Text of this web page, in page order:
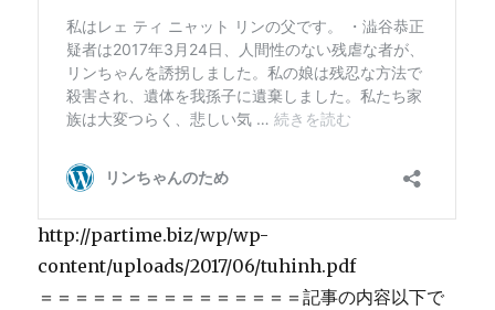
に
http://partime.biz/wp/wp-
content/uploads/2017/06/tuhinh.pdf
＝＝＝＝＝＝＝＝＝＝＝＝＝＝＝記事の内容以下で